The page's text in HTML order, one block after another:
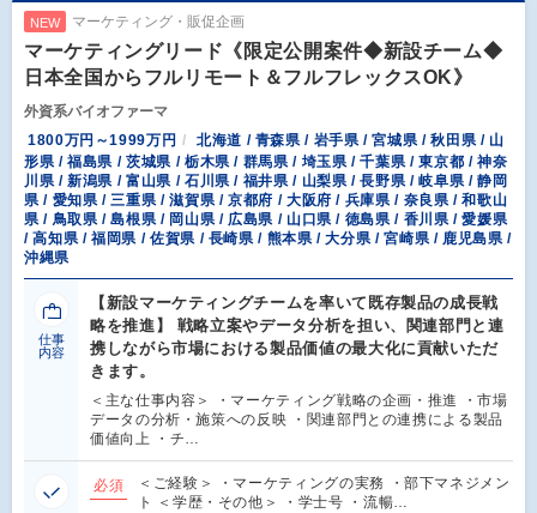
NEW マーケティング・販促企画
マーケティングリード《限定公開案件◆新設チーム◆
日本全国からフルリモート＆フルフレックスOK》
外資系バイオファーマ
1800万円～1999万円
北海道 / 青森県 / 岩手県 / 宮城県 / 秋田県 / 山
形県 / 福島県 / 茨城県 / 栃木県 / 群馬県 / 埼玉県 / 千葉県 / 東京都 / 神奈
川県 / 新潟県 / 富山県 / 石川県 / 福井県 / 山梨県 / 長野県 / 岐阜県 / 静岡
県 / 愛知県 / 三重県 / 滋賀県 / 京都府 / 大阪府 / 兵庫県 / 奈良県 / 和歌山
県 / 鳥取県 / 島根県 / 岡山県 / 広島県 / 山口県 / 徳島県 / 香川県 / 愛媛県
/ 高知県 / 福岡県 / 佐賀県 / 長崎県 / 熊本県 / 大分県 / 宮崎県 / 鹿児島県 /
沖縄県
仕事
内容
【新設マーケティングチームを率いて既存製品の成長戦
略を推進】 戦略立案やデータ分析を担い、関連部門と連
携しながら市場における製品価値の最大化に貢献いただ
きます。
＜主な仕事内容＞ ・マーケティング戦略の企画・推進 ・市場
データの分析・施策への反映 ・関連部門との連携による製品
価値向上 ・チ…
必須
＜ご経験＞ ・マーケティングの実務 ・部下マネジメン
ト ＜学歴・その他＞ ・学士号 ・流暢…